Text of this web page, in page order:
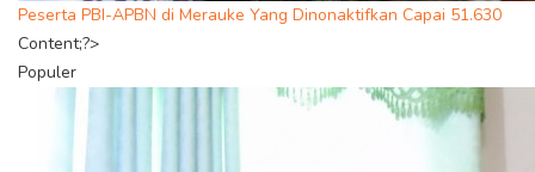
Peserta PBI-APBN di Merauke Yang Dinonaktifkan Capai 51.630
Content;?>
Populer